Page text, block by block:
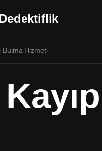
Bulma Hizmeti